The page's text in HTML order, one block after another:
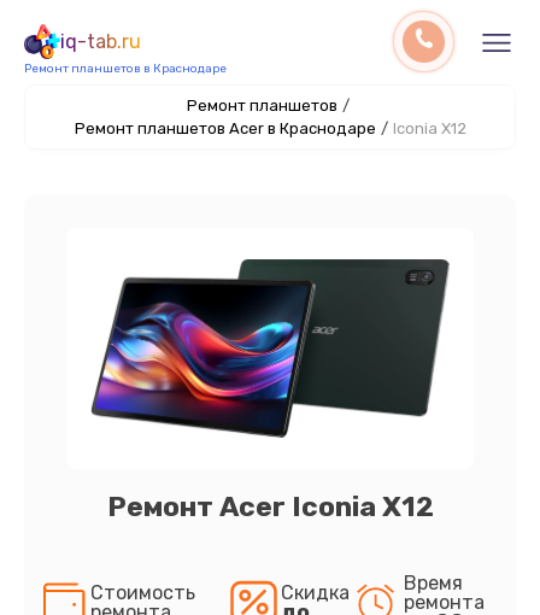
iq-tab.ru
Ремонт планшетов в Краснодаре
Ремонт планшетов /
Ремонт планшетов Acer в Краснодаре / Iconia X12
Ремонт Acer Iconia X12
Стоимость
Скидка
Время
ремонта